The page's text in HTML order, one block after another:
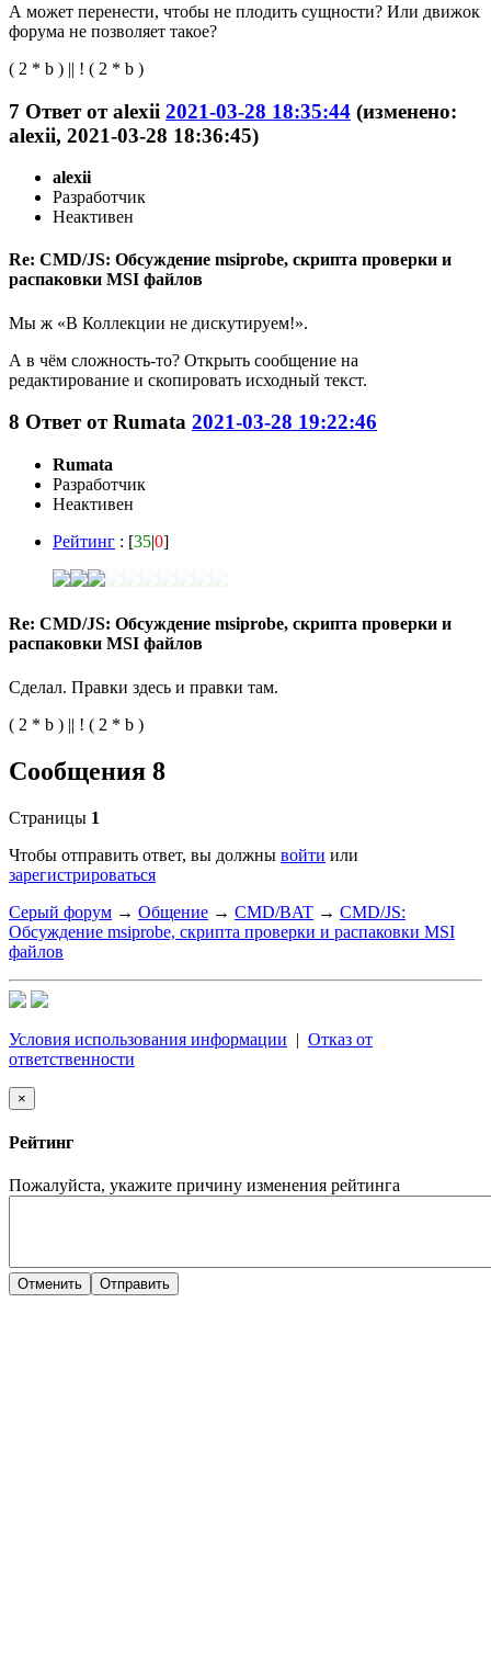
А может перенести, чтобы не плодить сущности? Или движок
форума не позволяет такое?
( 2 * b ) || ! ( 2 * b )
7 Ответ отalexii 2021-03-28 18:35:44 (изменено:
alexii, 2021-03-28 18:36:45)
alexii
Разработчик
Неактивен
Re: CMD/JS: Обсуждение msiprobe, скрипта проверки и
распаковки MSI файлов
Мы ж «В Коллекции не дискутируем!».
А в чём сложность-то? Открыть сообщение на
редактирование и скопировать исходный текст.
8 Ответ отRumata 2021-03-28 19:22:46
Rumata
Разработчик
Неактивен
Рейтинг : [35|0]
Re: CMD/JS: Обсуждение msiprobe, скрипта проверки и
распаковки MSI файлов
Сделал. Правки здесь и правки там.
( 2 * b ) || ! ( 2 * b )
Сообщения 8
Страницы 1
Чтобы отправить ответ, вы должны войти или
зарегистрироваться
Серый форум → Общение → CMD/BAT → CMD/JS:
Обсуждение msiprobe, скрипта проверки и распаковки MSI
файлов
Условия использования информации | Отказ от
ответственности
×
Рейтинг
Пожалуйста, укажите причину изменения рейтинга
Отменить Отправить